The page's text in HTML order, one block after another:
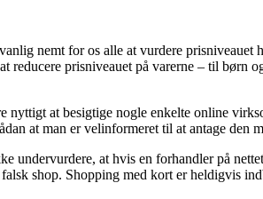
nemt for os alle at vurdere prisniveauet
reducere prisniveauet på varerne – til børn
at besigtige nogle enkelte online
at man er velinformeret til at antage den
undervurdere, at hvis en forhandler på
shop. Shopping med kort er heldigvis